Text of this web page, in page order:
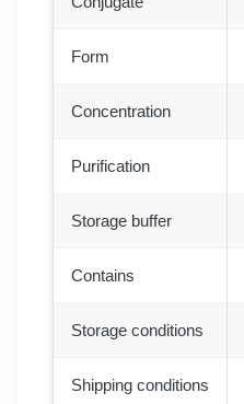
Form
Concentration
Purification
Storage buffer
Contains
Storage conditions
Shipping conditions